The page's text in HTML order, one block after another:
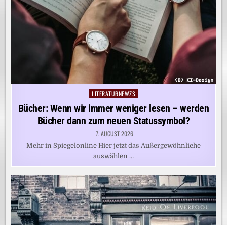
Posted
in
LITERATURNEWZS
Bücher: Wenn wir immer weniger lesen – werden
Bücher dann zum neuen Statussymbol?
7. AUGUST 2026
Mehr in Spiegelonline Hier jetzt das Außergewöhnliche
auswählen …